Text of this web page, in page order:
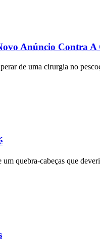
Anúncio Contra
de uma cirurgia no
quebra-cabeças que